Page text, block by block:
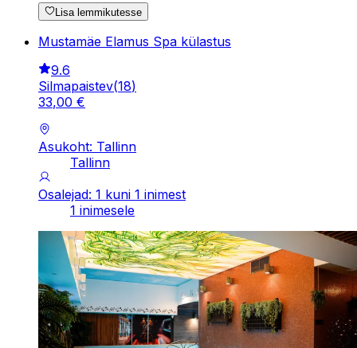
Lisa lemmikutesse
Mustamäe Elamus Spa külastus
9.6
Silmapaistev(18)
33,00 €
Asukoht: Tallinn
Tallinn
Osalejad: 1 kuni 1 inimest
1 inimesele